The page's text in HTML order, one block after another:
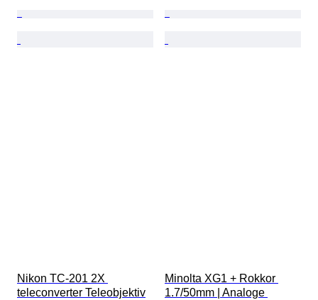
Nikon TC-201 2X
teleconverter Teleobjektiv
Minolta XG1 + Rokkor
1.7/50mm | Analoge